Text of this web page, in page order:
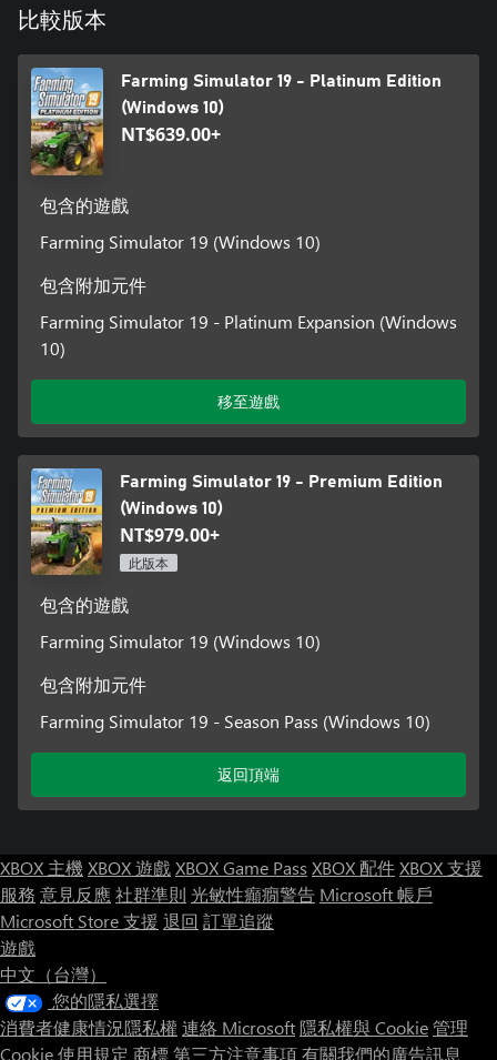
比較版本
Farming Simulator 19 - Platinum Edition
(Windows 10)
NT$639.00+
包含的遊戲
Farming Simulator 19 (Windows 10)
包含附加元件
Farming Simulator 19 - Platinum Expansion (Windows
10)
移至遊戲
Farming Simulator 19 - Premium Edition
(Windows 10)
NT$979.00+
此版本
包含的遊戲
Farming Simulator 19 (Windows 10)
包含附加元件
Farming Simulator 19 - Season Pass (Windows 10)
返回頂端
XBOX 主機XBOX 遊戲XBOX Game Pass XBOX 配件XBOX 支援
服務 意見反應社群準則 光敏性癲癇警告 Microsoft 帳戶
Microsoft Store 支援 退回 訂單追蹤
遊戲
中文（台灣）
您的隱私選擇
消費者健康情況隱私權 連絡 Microsoft隱私權與 Cookie管理
Cookie使用規定 商標第三方注意事項有關我們的廣告訊息